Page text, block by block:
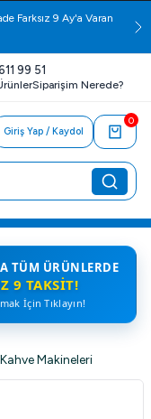
Farksız 9 Ay'a Varan
99 51
Siparişim Nerede?
Giriş Yap / Kaydol
0
TÜM ÜRÜNLERDE
9 TAKSIT!
İçin Tıklayın!
Makineleri